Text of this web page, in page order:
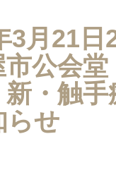
3月21
市公会
・触
らせ